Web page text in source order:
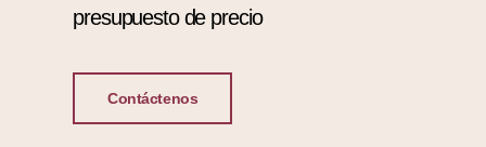
presupuesto de precio
Contáctenos